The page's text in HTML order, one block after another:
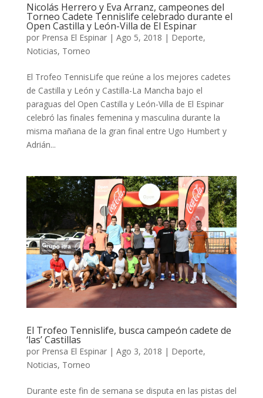
Nicolás Herrero y Eva Arranz, campeones del
Torneo Cadete Tennislife celebrado durante el
Open Castilla y León-Villa de El Espinar
por Prensa El Espinar| Ago 5, 2018 | Deporte,
Noticias, Torneo
El Trofeo TennisLife que reúne a los mejores cadetes
de Castilla y León y Castilla-La Mancha bajo el
paraguas del Open Castilla y León-Villa de El Espinar
celebró las finales femenina y masculina durante la
misma mañana de la gran final entre Ugo Humbert y
Adrián...
El Trofeo Tennislife, busca campeón cadete de
‘las’ Castillas
por Prensa El Espinar| Ago 3, 2018 | Deporte,
Noticias, Torneo
Durante este fin de semana se disputa en las pistas del